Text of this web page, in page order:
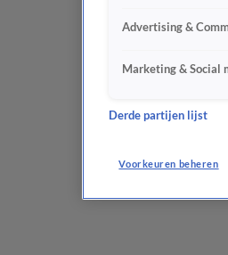
Advertising &
Marketing & Social
Derde partijen lijst
Voorkeuren beheren